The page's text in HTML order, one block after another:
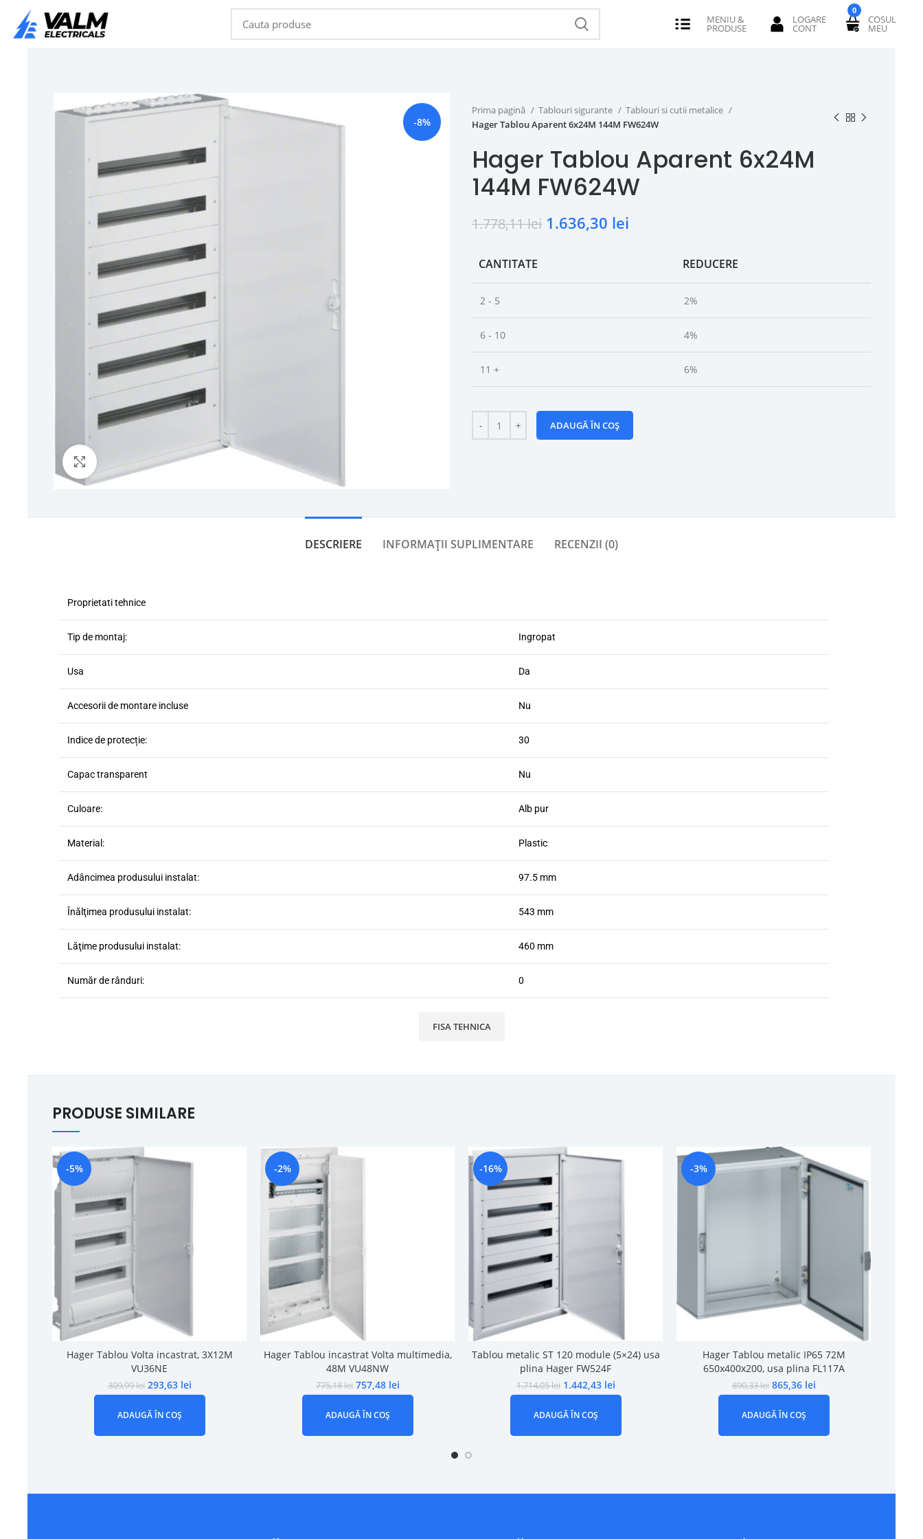
0
-8%
Click to enlarge
Prima pagină Tablouri sigurante
Tablouri si cutii metalice
Hager Tablou Aparent 6x24M 144M FW624W
Hager Tablou Aparent 6x24M
144M FW624W
1.778,11lei 1.636,30 lei
CANTITATE REDUCERE
2 - 5 2%
6 - 10 4%
11 + 6%
ADAUGĂ ÎN COȘ
DESCRIERE INFORMAȚII SUPLIMENTARE RECENZII (0)
Proprietati tehnice
Tip de montaj: Ingropat
Usa Da
Accesorii de montare incluse Nu
Indice de protecție: 30
Capac transparent Nu
Culoare: Alb pur
Material: Plastic
Adâncimea produsului instalat: 97.5 mm
Înălţimea produsului instalat: 543 mm
Lăţime produsului instalat: 460 mm
Număr de rânduri: 0
FISA TEHNICA
PRODUSE SIMILARE
-5%
Hager Tablou Volta incastrat, 3X12M
VU36NE
309,99lei 293,63 lei
ADAUGĂ ÎN COȘ
-2%
Hager Tablou incastrat Volta multimedia,
48M VU48NW
775,18lei 757,48 lei
ADAUGĂ ÎN COȘ
-16%
Tablou metalic ST 120 module (5×24) usa
plina Hager FW524F
1.714,05lei 1.442,43 lei
ADAUGĂ ÎN COȘ
-3%
Hager Tablou metalic IP65 72M
650x400x200, usa plina FL117A
890,33lei 865,36 lei
ADAUGĂ ÎN COȘ